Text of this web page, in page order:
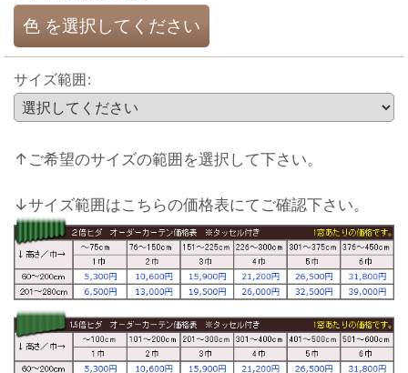
色 を選択してください
サイズ範囲:
↑ご希望のサイズの範囲を選択して下さい。
↓サイズ範囲はこちらの価格表にてご確認下さい。